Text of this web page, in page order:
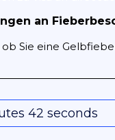
an
ob Sie eine
42 seconds